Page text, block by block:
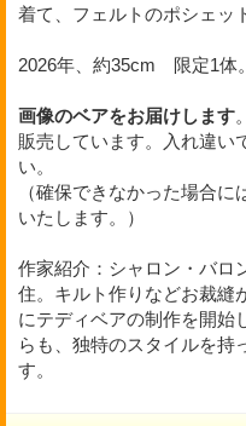
着て、フェルトのポシェッ
2026年、約35cm 限定1体。
画像のベアをお届けします
販売しています。入れ違い
い。
（確保できなかった場合
いたします。）
作家紹介：シャロン・バロ
住。キルト作りなどお裁縫
にテディベアの制作を開始
らも、独特のスタイルを持
す。